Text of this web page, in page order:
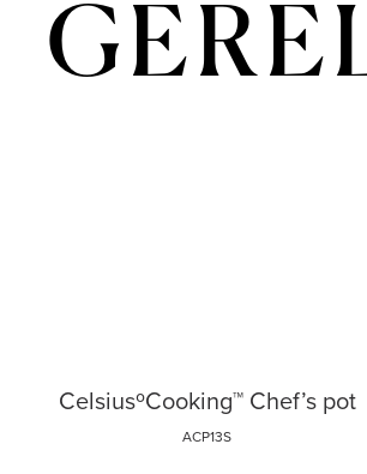
CelsiusºCooking™ Chef’s pot
ACP13S